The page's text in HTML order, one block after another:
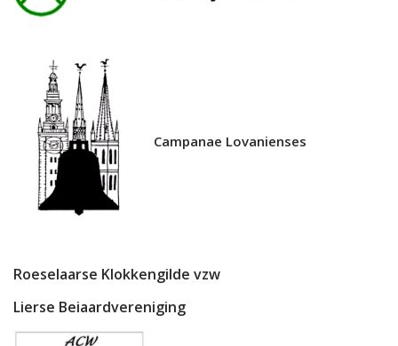
Campanae Lovanienses
Roeselaarse Klokkengilde vzw
Lierse Beiaardvereniging